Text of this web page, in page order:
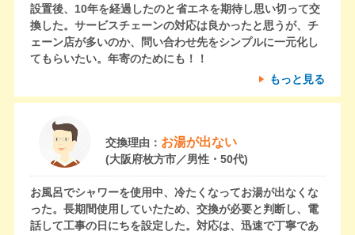
設置後、10年を経過したのと省エネを期待し思い切って交
換した。サービスチェーンの対応は良かったと思うが、チ
ェーン店が多いのか、問い合わせ先をシンプルに一元化し
てもらいたい。年寄のためにも！！
もっと見る
交換理由： お湯が出ない
(大阪府枚方市／男性・50代)
お風呂でシャワーを使用中、冷たくなってお湯が出なくな
った。長期間使用していたため、交換が必要と判断し、電
話して工事の日にちを設定した。対応は、迅速で丁寧であ